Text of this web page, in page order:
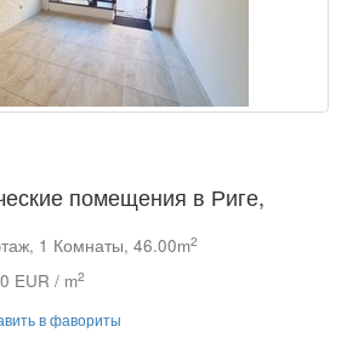
помещения в Риге,
1 Комнаты, 46.00m2
EUR / m2
в фавориты